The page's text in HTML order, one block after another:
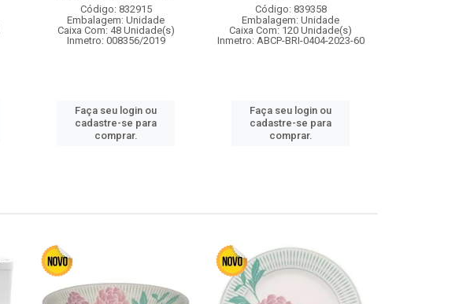
Código: 832915
Embalagem: Unidade
Caixa Com: 48 Unidade(s)
Inmetro: 008356/2019
Faça seu login ou
cadastre-se para
comprar.
Código: 839358
Embalagem: Unidade
Caixa Com: 120 Unidade(s)
Inmetro: ABCP-BRI-0404-2023-60
Faça seu login ou
cadastre-se para
comprar.